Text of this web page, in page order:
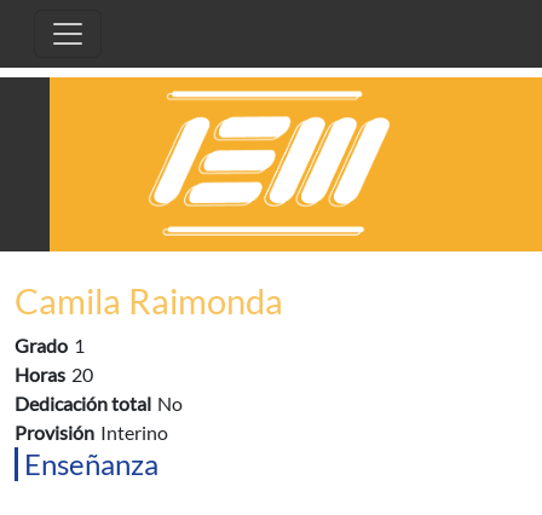
Camila Raimonda
Grado 1
Horas 20
Dedicación total No
Provisión Interino
Enseñanza